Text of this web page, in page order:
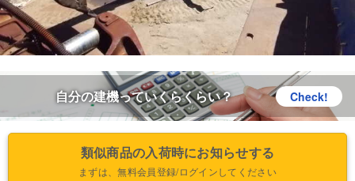
自分の建機っていくらくらい？ Check!
類似商品の入荷時にお知らせする
まずは、無料会員登録/ログインしてください